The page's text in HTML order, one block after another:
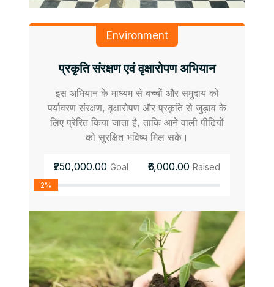
Environment
प्रकृति संरक्षण एवं वृक्षारोपण अभियान
इस अभियान के माध्यम से बच्चों और समुदाय को
पर्यावरण संरक्षण, वृक्षारोपण और प्रकृति से जुड़ाव के
लिए प्रेरित किया जाता है, ताकि आने वाली पीढ़ियों
को सुरक्षित भविष्य मिल सके।
₹250,000.00 Goal ₹6,000.00 Raised
2%